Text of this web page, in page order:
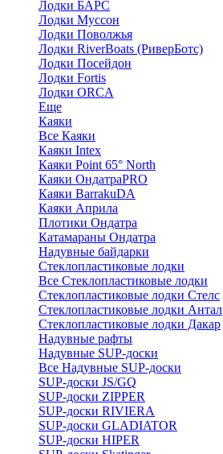
Лодки БАРС
Лодки Муссон
Лодки Поволжья
Лодки RiverBoats (РиверБотс)
Лодки Посейдон
Лодки Fortis
Лодки ORCA
Еще
Каяки
Все Каяки
Каяки Intex
Каяки Point 65° North
Каяки ОндатраPRO
Каяки BarrakuDA
Каяки Априла
Плотики Ондатра
Катамараны Ондатра
Надувные байдарки
Стеклопластиковые лодки
Все Стеклопластиковые лодки
Стеклопластиковые лодки Стелс
Стеклопластиковые лодки Антал
Стеклопластиковые лодки Дакар
Надувные рафты
Надувные SUP-доски
Все Надувные SUP-доски
SUP-доски JS/GQ
SUP-доски ZIPPER
SUP-доски RIVIERA
SUP-доски GLADIATOR
SUP-доски HIPER